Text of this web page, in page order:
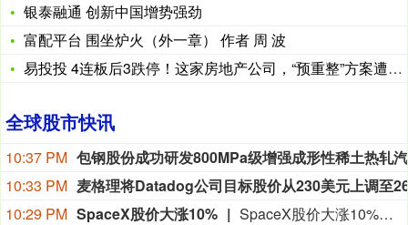
银泰融通 创新中国增势强劲
富配平台 围坐炉火（外一章） 作者 周 波
易投投 4连板后3跌停！这家房地产公司，“预重整”方案遭异议
全球股市快讯
10:21 PM 玻璃连续主力合约日内涨2%，现报902.00元。
10:18 PM
10:17 PM